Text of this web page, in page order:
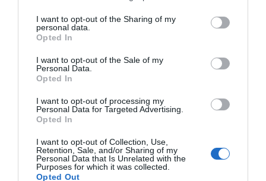
I want to opt-out of the Sharing of my
personal data.
Opted In
I want to opt-out of the Sale of my
Personal Data.
Opted In
I want to opt-out of processing my
Personal Data for Targeted Advertising.
Opted In
I want to opt-out of Collection, Use,
Retention, Sale, and/or Sharing of my
Personal Data that Is Unrelated with the
Purposes for which it was collected.
Opted Out